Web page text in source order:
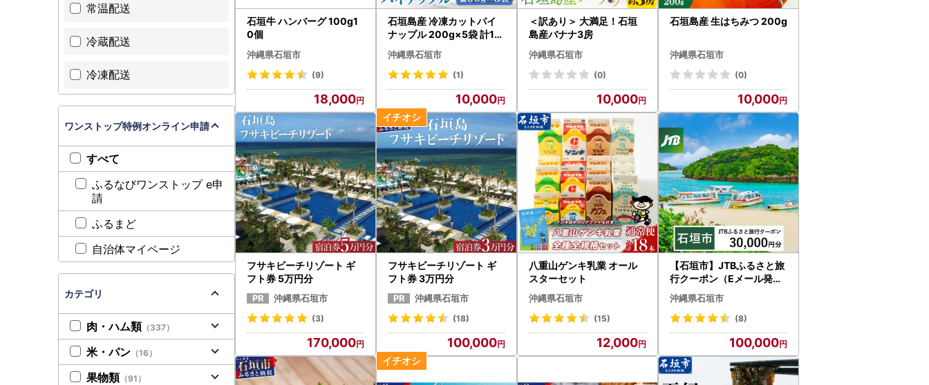
石垣牛 ハンバーグ 100g1
0個
沖縄県石垣市
(9)
18,000
石垣島産 冷凍カットパイ
ナップル 200g×5袋 計1k
g
沖縄県石垣市
(1)
10,000
＜訳あり＞ 大満足！石垣
島産バナナ3房
沖縄県石垣市
(0)
10,000
石垣島産 生はちみつ 200g
沖縄県石垣市
(0)
10,000
フサキビーチリゾート ギ
フト券 5万円分
沖縄県石垣市
(3)
170,000
フサキビーチリゾート ギ
フト券 3万円分
沖縄県石垣市
(18)
100,000
八重山ゲンキ乳業 オール
スターセット
沖縄県石垣市
(15)
12,000
【石垣市】JTBふるさと旅
行クーポン（Eメール発行
）30,000円分
沖縄県石垣市
(8)
100,000
常温配送
冷蔵配送
冷凍配送
ワンストップ特例オンライン申請
すべて
ふるなびワンストップ e申
請
ふるまど
自治体マイページ
カテゴリ
肉・ハム類 （337）
米・パン （16）
果物類 （91）